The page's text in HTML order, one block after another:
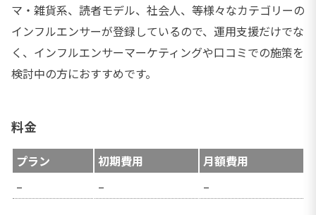
マ・雑貨系、読者モデル、社会人、等様々なカテゴリーの
インフルエンサーが登録しているので、運用支援だけでな
く、インフルエンサーマーケティングや口コミでの施策を
検討中の方におすすめです。
料金
プラン 初期費用
月額費用
–
– –